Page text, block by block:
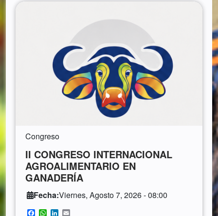
Congreso
II CONGRESO INTERNACIONAL
AGROALIMENTARIO EN
GANADERÍA
Fecha:Viernes, Agosto 7, 2026 - 08:00
Facebook
WhatsApp
LinkedIn